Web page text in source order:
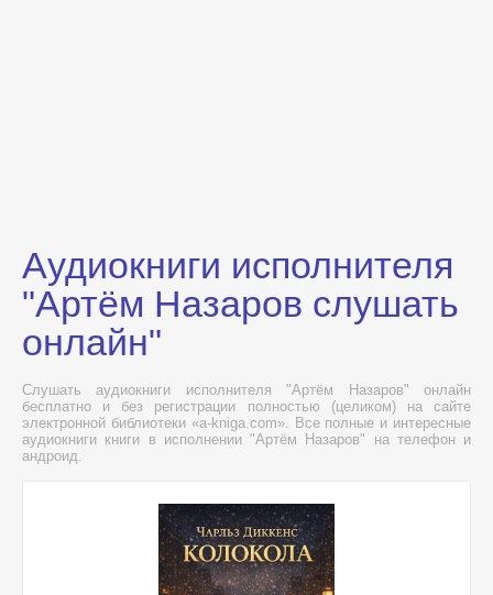
Аудиокниги исполнителя
"Артём Назаров слушать
онлайн"
Слушать аудиокниги исполнителя "Артём Назаров" онлайн
бесплатно и без регистрации полностью (целиком) на сайте
электронной библиотеки «a-kniga.com». Все полные и интересные
аудиокниги книги в исполнении "Артём Назаров" на телефон и
андроид.